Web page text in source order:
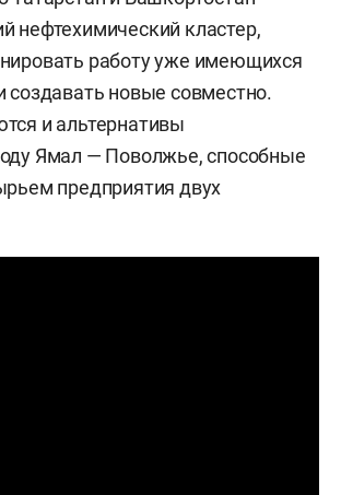
нефтехимический кластер,
работу уже имеющихся
создавать новые совместно.
и альтернативы
Ямал — Поволжье, способные
предприятия двух